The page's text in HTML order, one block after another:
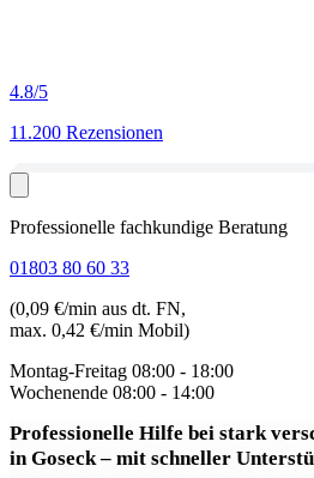
4.8/5
11.200 Rezensionen
Professionelle fachkundige Beratung
01803 80 60 33
(0,09 €/min aus dt. FN,
max. 0,42 €/min Mobil)
Montag-Freitag 08:00 - 18:00
Wochenende 08:00 - 14:00
Professionelle Hilfe bei stark
in Goseck– mit schneller